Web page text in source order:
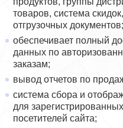
товаров, система
отгрузочных документов;
обеспечивает полный
данных по
заказам;
вывод отчетов по
система сбора и
для
посетителей сайта;